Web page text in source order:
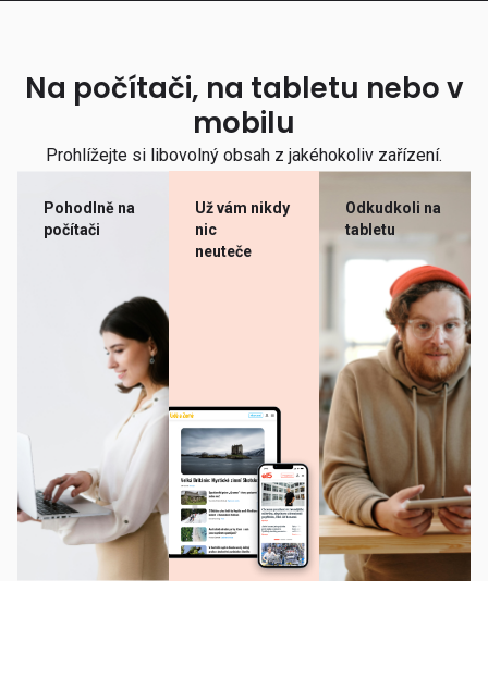
Na počítači, na tabletu nebo v
mobilu
Prohlížejte si libovolný obsah z jakéhokoliv zařízení.
Pohodlně na
počítači
Už vám nikdy
nic
neuteče
Odkudkoli na
tabletu